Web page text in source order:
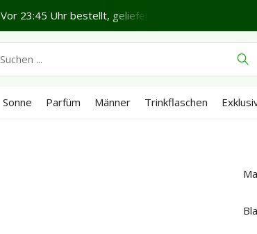
Vor 23:45 Uhr bestellt, geliefert in 1-2 Werktagen*
Sonne Parfüm Männer Trinkflaschen